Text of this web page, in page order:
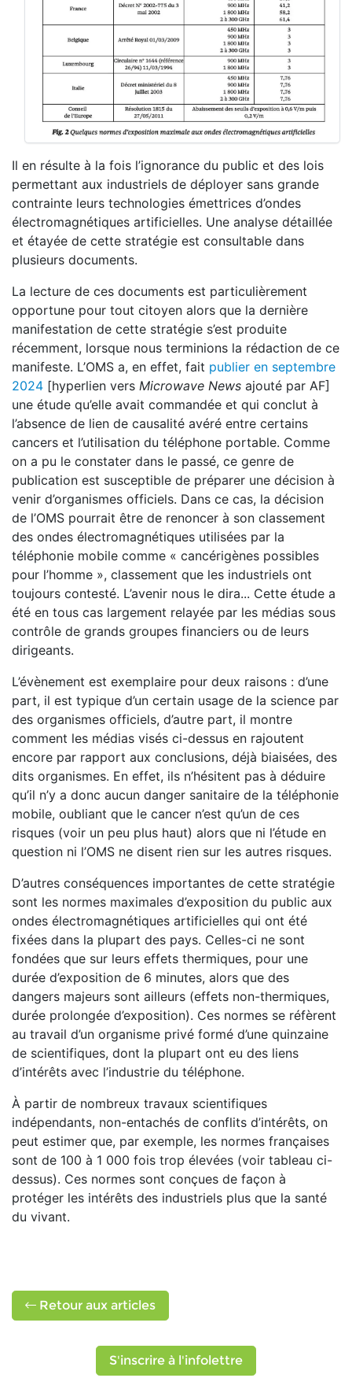
Il en résulte à la fois l’ignorance du public et des lois
permettant aux industriels de déployer sans grande
contrainte leurs technologies émettrices d’ondes
électromagnétiques artificielles. Une analyse détaillée
et étayée de cette stratégie est consultable dans
plusieurs documents.
La lecture de ces documents est particulièrement
opportune pour tout citoyen alors que la dernière
manifestation de cette stratégie s’est produite
récemment, lorsque nous terminions la rédaction de ce
manifeste. L’OMS a, en effet, fait publier en septembre
2024 [hyperlien vers Microwave News ajouté par AF]
une étude qu’elle avait commandée et qui conclut à
l’absence de lien de causalité avéré entre certains
cancers et l’utilisation du téléphone portable. Comme
on a pu le constater dans le passé, ce genre de
publication est susceptible de préparer une décision à
venir d’organismes officiels. Dans ce cas, la décision
de l’OMS pourrait être de renoncer à son classement
des ondes électromagnétiques utilisées par la
téléphonie mobile comme « cancérigènes possibles
pour l’homme », classement que les industriels ont
toujours contesté. L’avenir nous le dira... Cette étude a
été en tous cas largement relayée par les médias sous
contrôle de grands groupes financiers ou de leurs
dirigeants.
L’évènement est exemplaire pour deux raisons : d’une
part, il est typique d’un certain usage de la science par
des organismes officiels, d’autre part, il montre
comment les médias visés ci-dessus en rajoutent
encore par rapport aux conclusions, déjà biaisées, des
dits organismes. En effet, ils n’hésitent pas à déduire
qu’il n’y a donc aucun danger sanitaire de la téléphonie
mobile, oubliant que le cancer n’est qu’un de ces
risques (voir un peu plus haut) alors que ni l’étude en
question ni l’OMS ne disent rien sur les autres risques.
D’autres conséquences importantes de cette stratégie
sont les normes maximales d’exposition du public aux
ondes électromagnétiques artificielles qui ont été
fixées dans la plupart des pays. Celles-ci ne sont
fondées que sur leurs effets thermiques, pour une
durée d’exposition de 6 minutes, alors que des
dangers majeurs sont ailleurs (effets non-thermiques,
durée prolongée d’exposition). Ces normes se réfèrent
au travail d’un organisme privé formé d’une quinzaine
de scientifiques, dont la plupart ont eu des liens
d’intérêts avec l’industrie du téléphone.
À partir de nombreux travaux scientifiques
indépendants, non-entachés de conflits d’intérêts, on
peut estimer que, par exemple, les normes françaises
sont de 100 à 1 000 fois trop élevées (voir tableau ci-
dessus). Ces normes sont conçues de façon à
protéger les intérêts des industriels plus que la santé
du vivant.
Retour aux articles
S'inscrire à l'infolettre